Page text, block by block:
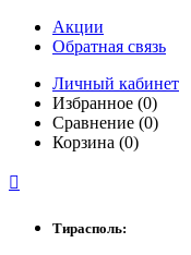
Акции
Обратная связь
Личный кабинет
Избранное (0)
Сравнение (0)
Корзина (0)

Тирасполь: